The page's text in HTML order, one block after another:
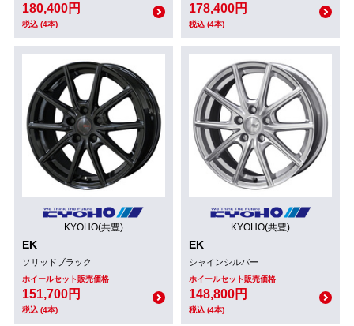
180,400円
税込 (4本)
178,400円
税込 (4本)
KYOHO(共豊)
EK
ソリッドブラック
ホイールセット販売価格
151,700円
税込 (4本)
KYOHO(共豊)
EK
シャインシルバー
ホイールセット販売価格
148,800円
税込 (4本)